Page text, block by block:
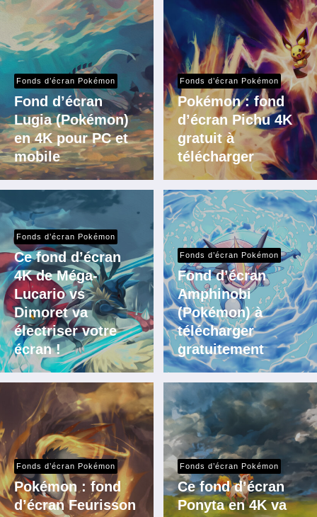
Fonds d’écran Pokémon
Fond d’écran
Lugia (Pokémon)
en 4K pour PC et
mobile
Fonds d’écran Pokémon
Pokémon : fond
d’écran Pichu 4K
gratuit à
télécharger
Fonds d’écran Pokémon
Ce fond d’écran
4K de Méga-
Lucario vs
Dimoret va
électriser votre
écran !
Fonds d’écran Pokémon
Fond d’écran
Amphinobi
(Pokémon) à
télécharger
gratuitement
Fonds d’écran Pokémon
Pokémon : fond
d’écran Feurisson
Fonds d’écran Pokémon
Ce fond d’écran
Ponyta en 4K va